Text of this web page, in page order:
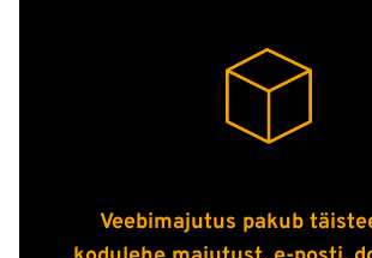
Veebimajutus pakub